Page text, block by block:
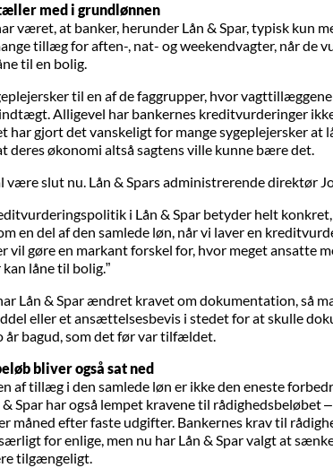
med i grundlønnen
været, at banker, herunder Lån & Spar, typisk kun
tillæg for aften-, nat- og weekendvagter, når de
til en bolig.
til en af de faggrupper, hvor
Alligevel har bankernes kreditvurderinger
har gjort det vanskeligt for mange sygeplejersker at
deres økonomi altså sagtens ville kunne bære det.
være slut nu. Lån & Spars administrerende direktør
i Lån & Spar betyder helt
en del af den samlede løn, når vi laver en
vil gøre en markant forskel for, hvor meget ansatte
låne til bolig.”
Lån & Spar ændret kravet om dokumentation, så
eller et ansættelsesbevis i stedet for at skulle
bagud, som det før var tilfældet.
bliver også sat ned
af tillæg i den samlede løn er ikke den eneste
& Spar har også lempet kravene til rådighedsbeløbet
måned efter faste udgifter. Bankernes krav til
for enlige, men nu har Lån & Spar valgt at
tilgængeligt.